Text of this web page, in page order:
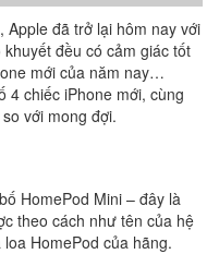
đã trở lại hôm nay với
đều có cảm giác tốt
mới của năm nay…
4 chiếc iPhone mới, cùng
với mong đợi.
HomePod Mini – đây là
theo cách như tên của hệ
HomePod của hãng.